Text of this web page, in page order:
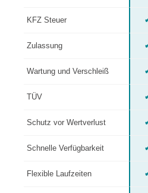
KFZ Steuer
Zulassung
Wartung und Verschleiß
TÜV
Schutz vor Wertverlust
Schnelle Verfügbarkeit
Flexible Laufzeiten